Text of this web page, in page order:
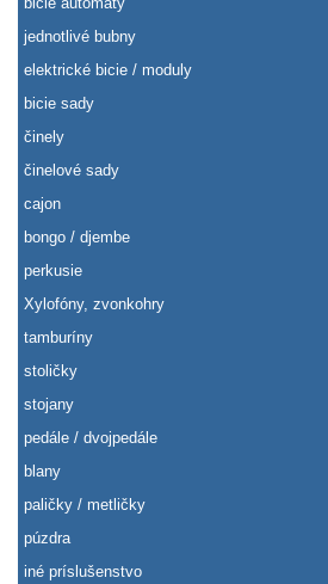
jednotlivé bubny
elektrické bicie / moduly
bicie sady
činely
činelové sady
cajon
bongo / djembe
perkusie
Xylofóny, zvonkohry
tamburíny
stoličky
stojany
pedále / dvojpedále
blany
paličky / metličky
púzdra
iné príslušenstvo